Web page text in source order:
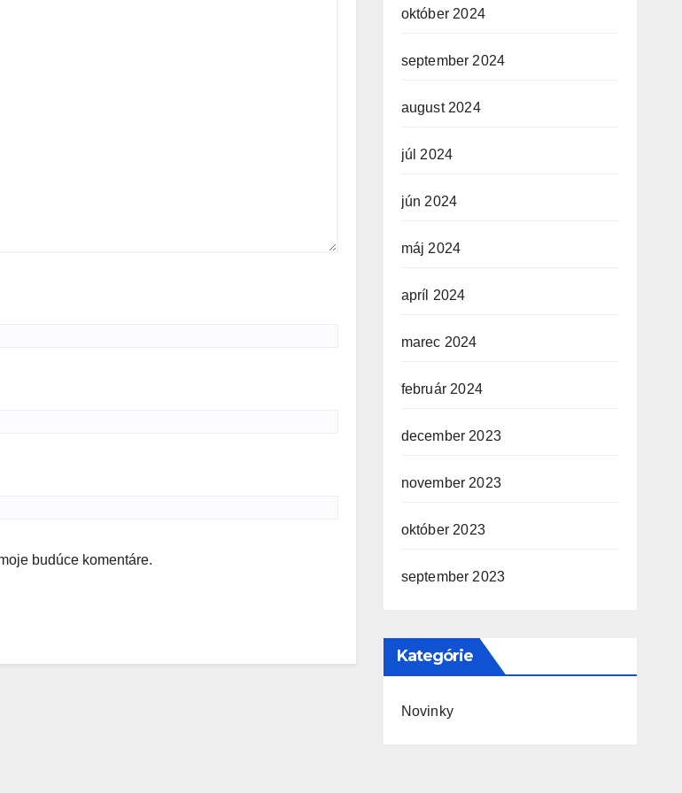
budúce komentáre.
október 2024
september 2024
august 2024
júl 2024
jún 2024
máj 2024
apríl 2024
marec 2024
február 2024
december 2023
november 2023
október 2023
september 2023
Kategórie
Novinky